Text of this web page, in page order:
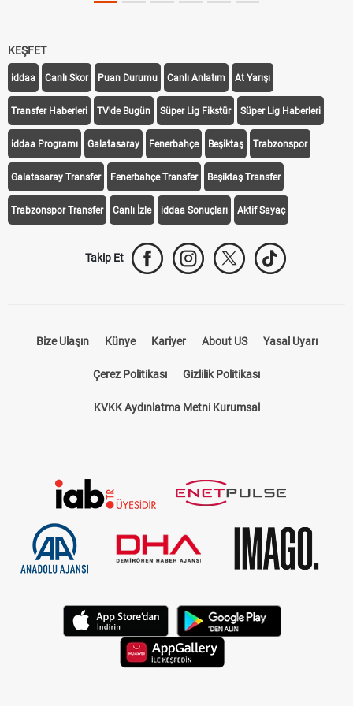
KEŞFET
iddaa Canlı Skor Puan Durumu Canlı Anlatım At Yarışı
Transfer Haberleri TV'de Bugün Süper Lig Fikstür Süper Lig Haberleri
iddaa Programı Galatasaray Fenerbahçe Beşiktaş Trabzonspor
Galatasaray Transfer Fenerbahçe Transfer Beşiktaş Transfer
Trabzonspor Transfer Canlı İzle iddaa Sonuçları Aktif Sayaç